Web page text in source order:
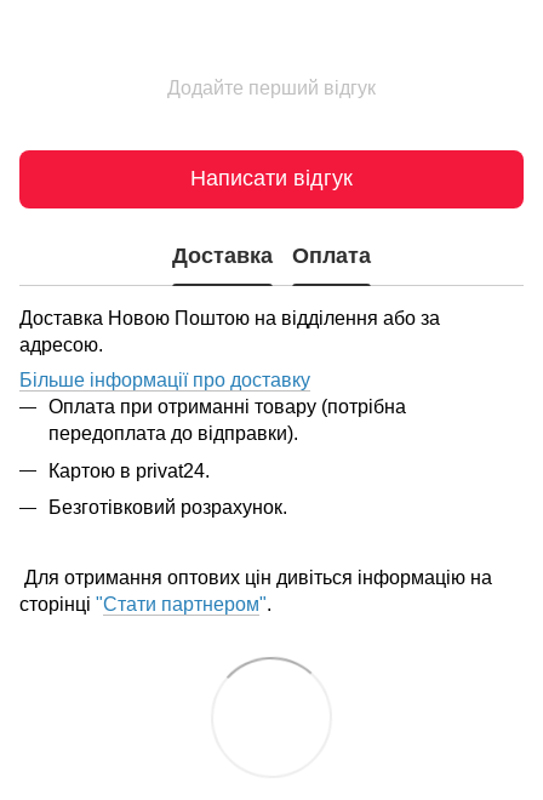
Додайте перший відгук
Написати відгук
Доставка Оплата
Доставка Новою Поштою на відділення або за
адресою.
Більше інформації про доставку
Оплата при отриманні товару (потрібна
передоплата до відправки).
Картою в privat24.
Безготівковий розрахунок.
Для отримання оптових цін дивіться інформацію на
сторінці "Стати партнером".